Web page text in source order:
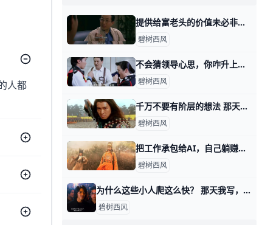
人都
提供给富老头的价值未必非得是你自己身上的 那天我写这年头该怎么赚钱时，有个在美国工作的，副业做一对一家教的读者问，怎么打开富老头的圈子。 我说终归得提供价值，对方看得上的价值。 有其他读
碧树西风
不会猜领导心思，你咋升上去呢？ 那天我写这年头该怎么赚钱时，我说表演型的工作，很多人是不过滤的，简单说就是拿手下当小白鼠。 你自己去撞南墙吧。 有读者看了之后，感慨说，过滤干净
碧树西风
千万不要有阶层的想法 那天我写，这年头该怎么赚钱时，有读者留言问我说，可不可以认为那四种不同方式下，阶层有所抬升？ 首先，我纠正你一个想法，当然这个想法很普遍，就是
碧树西风
把工作承包给AI，自己躺赚差价？ 那天我写，这年头该怎么赚钱时，有读者问我，如果自己从事的是耗材型的工作，又无心提升。 是不是只要用好AI，让它去当耗材替身，就会迎来春天？ 就像
碧树西风
为什么这些小人爬这么快？ 那天我写，这年头该怎么赚钱时，有个读者留言问我： 他说，他感觉，好像那四个类型，无论哪个，都是小人爬的更加快。 按说不该这么讲，因为有些书生气，
碧树西风